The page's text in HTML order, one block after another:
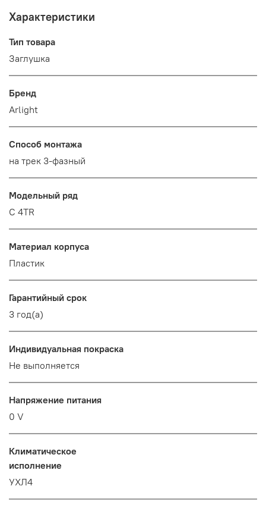
Характеристики
Тип товара
Заглушка
Бренд
Arlight
Способ монтажа
на трек 3-фазный
Модельный ряд
C 4TR
Материал корпуса
Пластик
Гарантийный срок
3 год(а)
Индивидуальная покраска
Не выполняется
Напряжение питания
0 V
Климатическое
исполнение
УХЛ4